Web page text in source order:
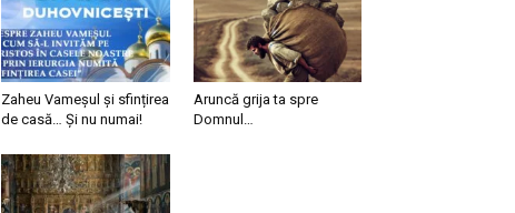
Zaheu Vameșul și sfințirea
de casă… Și nu numai!
Aruncă grija ta spre
Domnul…